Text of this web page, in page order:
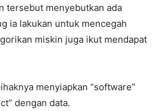
tersebut menyebutkan ada
ia lakukan untuk mencegah
miskin juga ikut mendapat
menyiapkan “software”
dengan data.